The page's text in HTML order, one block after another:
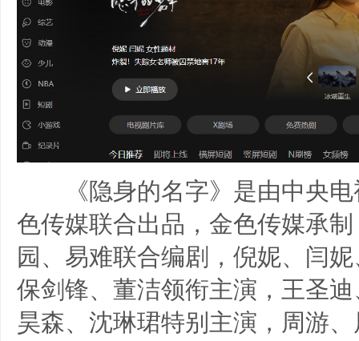
《隐身的名字》是由中央电
色传媒联合出品，金色传媒承
园、易难联合编剧，倪妮、闫
保剑锋、董洁领衔主演，王圣
昊森、沈琳珺特别主演，周游